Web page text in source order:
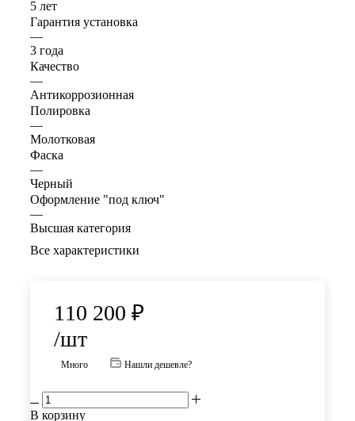
5 лет
Гарантия установка
—
3 года
Качество
—
Антикоррозионная
Полировка
—
Молотковая
Фаска
—
Черный
Оформление "под ключ"
—
Высшая категория
Все характеристики
110 200 ₽
/шт
Много Нашли дешевле?
В корзину